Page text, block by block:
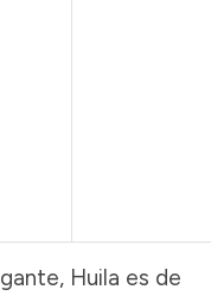
Huila es de